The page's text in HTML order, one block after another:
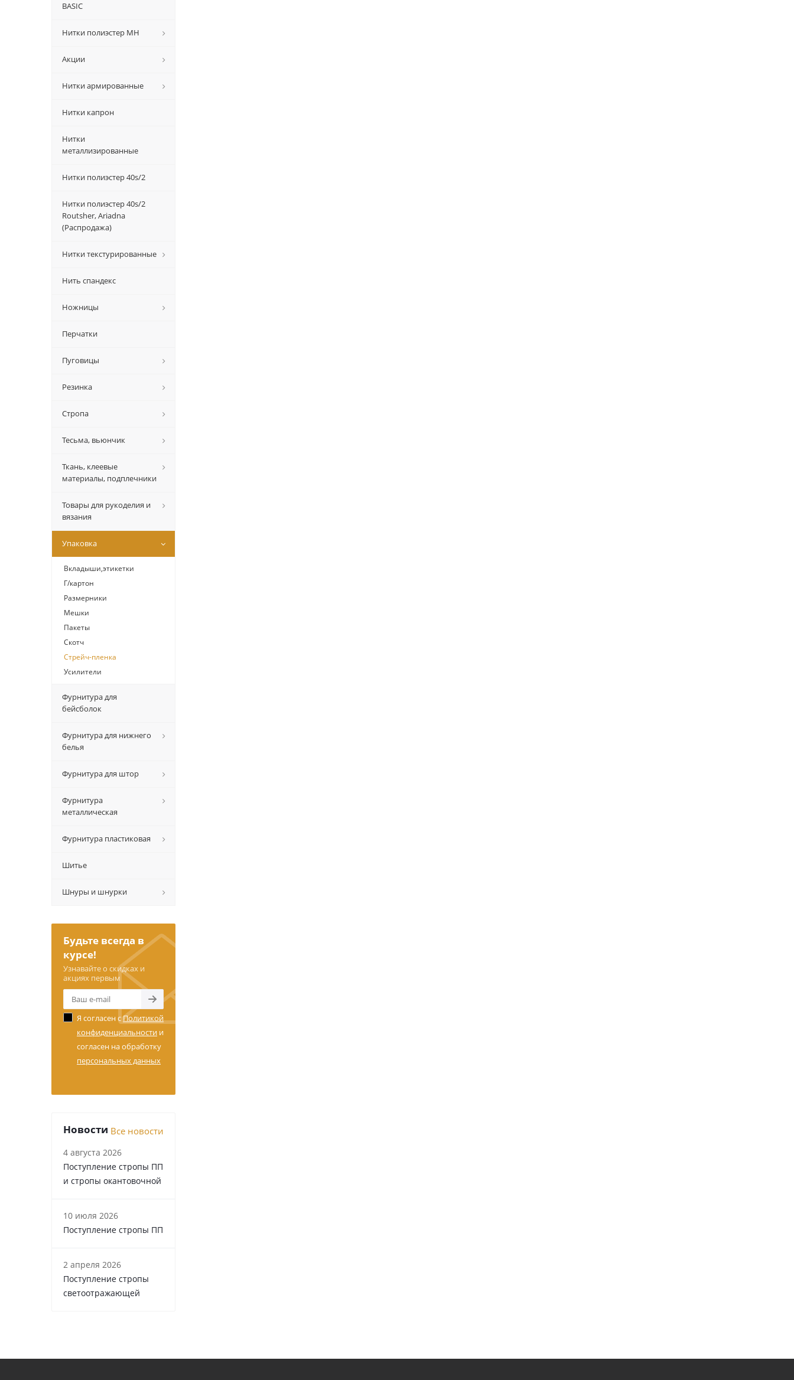
BASIC
Нитки полиэстер MH
Акции
Нитки армированные
Нитки капрон
Нитки
металлизированные
Нитки полиэстер 40s/2
Нитки полиэстер 40s/2
Routsher, Ariadna
(Распродажа)
Нитки текстурированные
Нить спандекс
Ножницы
Перчатки
Пуговицы
Резинка
Стропа
Тесьма, вьюнчик
Ткань, клеевые
материалы, подплечники
Товары для рукоделия и
вязания
Упаковка
Вкладыши,этикетки
Г/картон
Размерники
Мешки
Пакеты
Скотч
Стрейч-пленка
Усилители
Фурнитура для
бейсболок
Фурнитура для нижнего
белья
Фурнитура для штор
Фурнитура
металлическая
Фурнитура пластиковая
Шитье
Шнуры и шнурки
Будьте всегда в
курсе!
Узнавайте о скидках и
акциях первым
Я согласен сПолитикой
конфиденциальности и
согласен на обработку
персональных данных
Новости Все новости
4 августа 2026
Поступление стропы ПП
и стропы окантовочной
10 июля 2026
Поступление стропы ПП
2 апреля 2026
Поступление стропы
светоотражающей